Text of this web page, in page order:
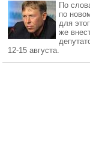
По
по
для
же
12-15 августа.